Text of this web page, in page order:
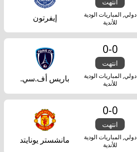
دولي, المباريات الودية
للأندية
إيفرتون
0
-
0
انتهت
دولي, المباريات الودية
للأندية
باريس أف.سي.
0
-
0
انتهت
دولي, المباريات الودية
للأندية
مانشستر يونايتد